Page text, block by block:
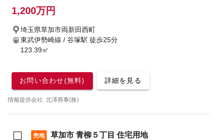
1,200万円
埼玉県草加市両新田西町
東武伊勢崎線 / 谷塚駅 徒歩25分
123.39㎡
お問い合わせ(無料) 詳細を見る
情報提供会社: 北澤商事(株)
売地 草加市 青柳５丁目 住宅用地